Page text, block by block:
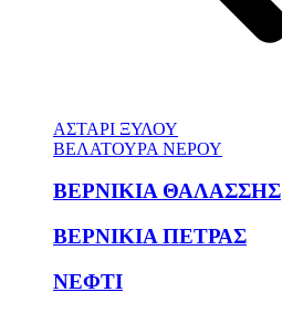
ΑΣΤΑΡΙ ΞΥΛΟΥ
ΒΕΛΑΤΟΥΡΑ ΝΕΡΟΥ
ΒΕΡΝΙΚΙΑ ΘΑΛΑΣΣΗΣ
ΒΕΡΝΙΚΙΑ ΠΕΤΡΑΣ
ΝΕΦΤΙ